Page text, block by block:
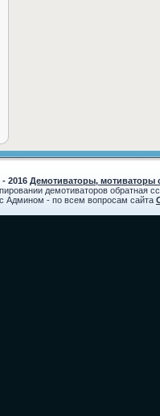
- 2016 Демотиваторы, мотиваторы
демотиваторов обратная
Админом - по всем вопросам сайта